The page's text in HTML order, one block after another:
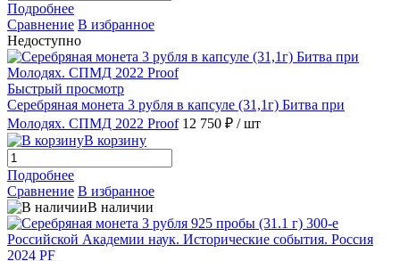
Подробнее
Сравнение В избранное
Недоступно
Быстрый просмотр
Серебряная монета 3 рубля в капсуле (31,1г) Битва при
Молодях. СПМД 2022 Proof 12 750 ₽ / шт
В корзину
Подробнее
Сравнение В избранное
В наличии